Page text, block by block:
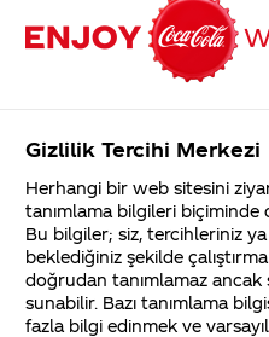
Coca-Cola'nın Filistin'de
bilgilerinizi
Gizlilik Tercihi Merkezi
Herhangi bir web sitesini
tanımlama bilgileri
Bu bilgiler; siz, tercihleriniz ya
beklediğiniz şekilde
doğrudan tanımlamaz
sunabilir. Bazı tanımlama
fazla bilgi edinmek ve